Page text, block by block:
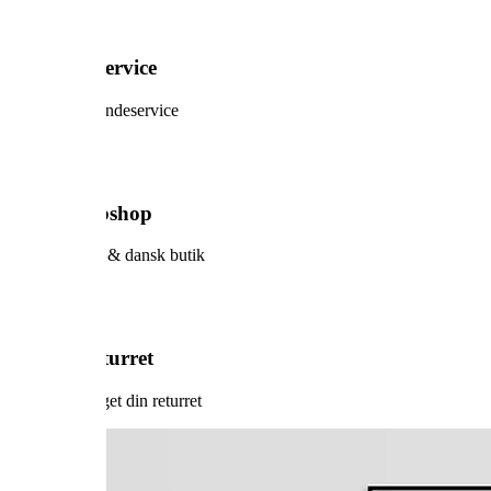
5-stjernet service
Prøv vores kundeservice
Sikker webshop
Dansk design & dansk butik
60 dage returret
Vi har forlænget din returret